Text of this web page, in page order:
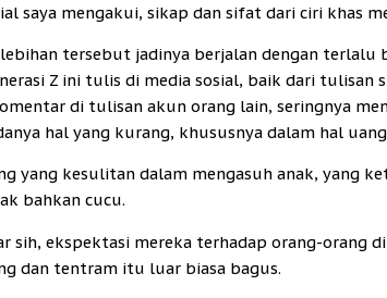
saya mengakui, sikap dan sifat dari ciri khas
tersebut jadinya berjalan dengan terlalu
Z ini tulis di media sosial, baik dari tulisan
di tulisan akun orang lain, seringnya
hal yang kurang, khususnya dalam hal
yang kesulitan dalam mengasuh anak, yang
bahkan cucu.
sih, ekspektasi mereka terhadap orang-orang
dan tentram itu luar biasa bagus.